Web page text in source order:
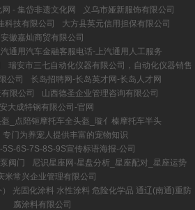
- 集岱非遗文化网
义乌市娅新服饰有限公司
科技有限公司
大方县英元信用担保有限公司
安徽嘉灿商贸有限公司
汽通用汽车金融客服电话-上汽通用人工服务
瑞安市三七自动化仪器有限公司，自动化仪器销售
公司
长岛招聘网-长岛英才网-长岛人才网
限公司
山西德圣企业管理咨询有限公司
大成特钢有限公司-官网
_点陪钷摩托车全头盔_璇亻榛摩托车半头
专门为养宠人提供丰富的宠物知识
6S-7S-8S-9S宣传标语海报-公司
阀门
尼识星座网-星盘分析_星座配对_星座运势
米常兴企业管理有限公司
光固化涂料 水性涂料 危险化学品 通辽(南通)重防
腐涂料有限公司